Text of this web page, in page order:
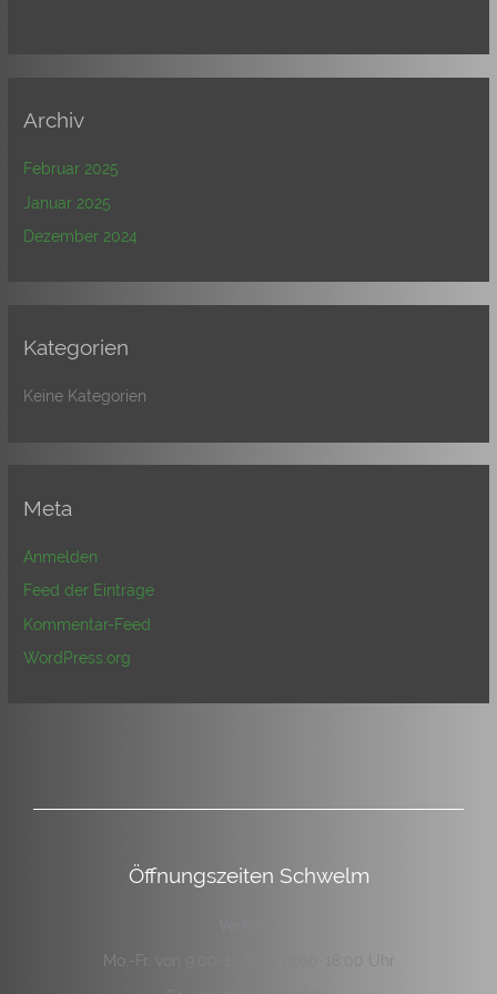
Archiv
Februar 2025
Januar 2025
Dezember 2024
Kategorien
Keine Kategorien
Meta
Anmelden
Feed der Einträge
Kommentar-Feed
WordPress.org
Öffnungszeiten Schwelm
Mo.-Fr. von 9:00-12:00 & 13:00-18:00 Uhr